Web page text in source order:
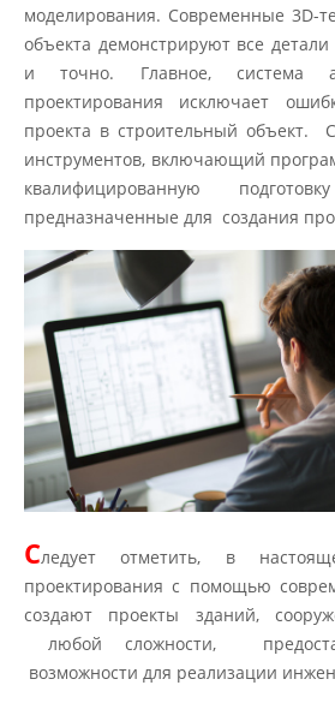
моделирования. Современные 3D-
объекта демонстрируют все
и точно. Главное, система
проектирования исключает
проекта в строительный объект.
инструментов, включающий
квалифицированную
предназначенные для создания
Следует отметить, в
проектирования с помощью
создают проекты зданий,
любой сложности,
возможности для реализации